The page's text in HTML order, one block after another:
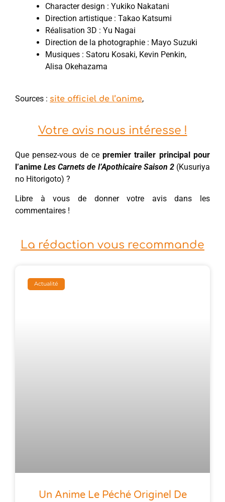
Character design : Yukiko Nakatani
Direction artistique : Takao Katsumi
Réalisation 3D : Yu Nagai
Direction de la photographie : Mayo Suzuki
Musiques : Satoru Kosaki, Kevin Penkin,
Alisa Okehazama
Sources : site officiel de l’anime,
Votre avis nous intéresse !
Que pensez-vous de cepremier trailer principal pour
l’animeLes Carnets de l’Apothicaire Saison 2(Kusuriya
no Hitorigoto) ?
Libre à vous de donner votre avis dans les
commentaires !
La rédaction vous recommande
Actualité
Un Anime Le Péché Originel De